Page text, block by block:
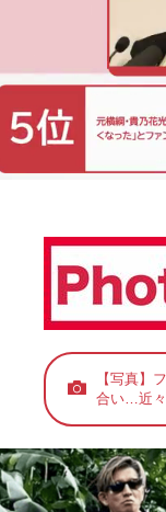
【写真】
合い…近々